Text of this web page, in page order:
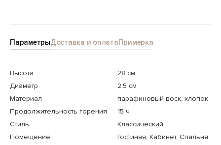
ПараметрыДоставка и оплатаПримерка
Высота
28 см
Диаметр
2.5 см
Материал
парафиновый воск, хлопок
Продолжительность горения
15 ч
Стиль
Классический
Помещение
Гостиная, Кабинет, Спальня